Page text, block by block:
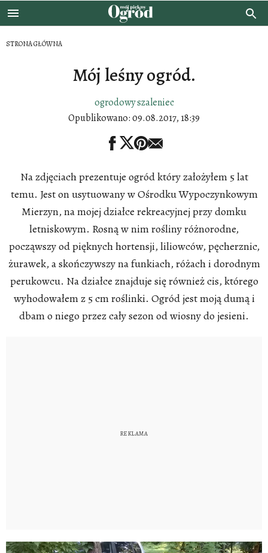
STRONA GŁÓWNA
Mój leśny ogród.
ogrodowy szaleniec
Opublikowano:09.08.2017, 18:39
Na zdjęciach prezentuje ogród który założyłem 5 lat
temu. Jest on usytuowany w Ośrodku Wypoczynkowym
Mierzyn, na mojej działce rekreacyjnej przy domku
letniskowym. Rosną w nim rośliny różnorodne,
począwszy od pięknych hortensji, liliowców, pęcherznic,
żurawek, a skończywszy na funkiach, różach i dorodnym
perukowcu. Na działce znajduje się również cis, którego
wyhodowałem z 5 cm roślinki. Ogród jest moją dumą i
dbam o niego przez cały sezon od wiosny do jesieni.